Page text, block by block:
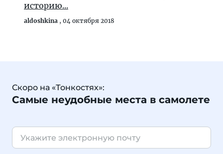
историю...
aldoshkina , 04 октября 2018
Скоро на «Тонкостях»:
Самые неудобные места в самолете